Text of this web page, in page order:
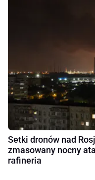
Setki dronów nad
zmasowany nocny
rafineria